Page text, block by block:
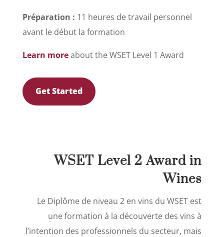
Préparation : 11 heures de travail personnel
avant le début la formation
Learn moreabout the WSET Level 1 Award
Get Started
WSET Level 2 Award in
Wines
Le Diplôme de niveau 2 en vins du WSET est
une formation à la découverte des vins à
l’intention des professionnels du secteur, mais